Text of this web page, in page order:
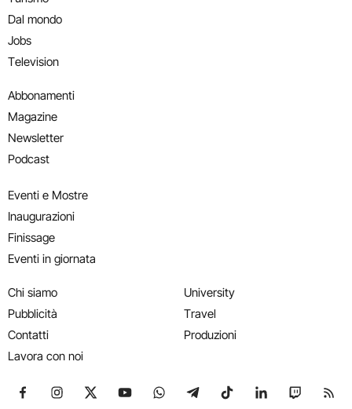
Dal mondo
Jobs
Television
Abbonamenti
Magazine
Newsletter
Podcast
Eventi e Mostre
Inaugurazioni
Finissage
Eventi in giornata
Chi siamo
Pubblicità
Contatti
Lavora con noi
University
Travel
Produzioni
Seguici su Facebook
Seguici su Instagram
Seguici su X
Seguici su YouTube
Seguici su WhatsApp
Seguici su Telegram
Seguici su TikTok
Seguici su
Seguici